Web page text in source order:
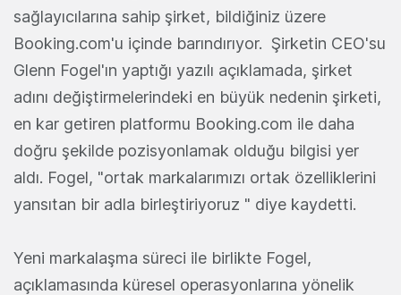
sağlayıcılarına sahip şirket, bildiğiniz üzere
Booking.com'u içinde barındırıyor. Şirketin CEO'su
Glenn Fogel'ın yaptığı yazılı açıklamada, şirket
adını değiştirmelerindeki en büyük nedenin şirketi,
en kar getiren platformu Booking.com ile daha
doğru şekilde pozisyonlamak olduğu bilgisi yer
aldı. Fogel, "ortak markalarımızı ortak özelliklerini
yansıtan bir adla birleştiriyoruz " diye kaydetti.
Yeni markalaşma süreci ile birlikte Fogel,
açıklamasında küresel operasyonlarına yönelik